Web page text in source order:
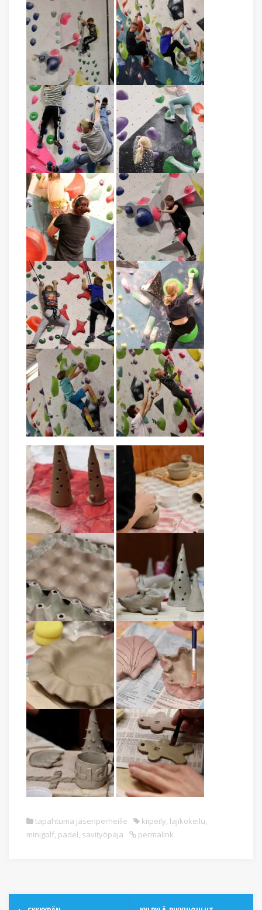
tapahtuma jäsenperheille kiipeily, lajikokeilu,
minigolf, padel, savityöpaja permalink